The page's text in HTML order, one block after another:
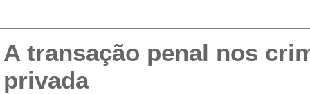
A transação penal nos
privada